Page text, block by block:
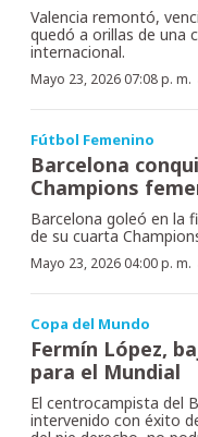
Valencia remontó,
quedó a orillas de una
internacional.
Mayo 23, 2026 07:08 p. m.
Fútbol Femenino
Barcelona
Champions
Barcelona goleó en la
de su cuarta
Mayo 23, 2026 04:00 p. m.
Copa del Mundo
Fermín López,
para el Mundial
El centrocampista del
intervenido con éxito